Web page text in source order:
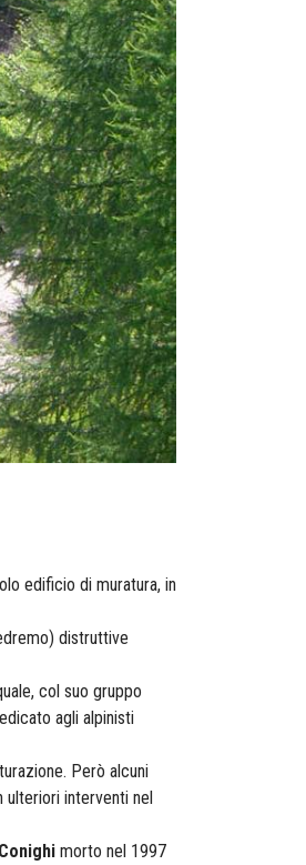
edificio di muratura, in
distruttive
col suo gruppo
agli alpinisti
Però alcuni
ulteriori interventi nel
morto nel 1997